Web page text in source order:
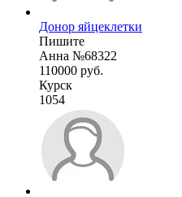
Донор яйцеклетки
Пишите
Анна №68322
110000 руб.
Курск
1054